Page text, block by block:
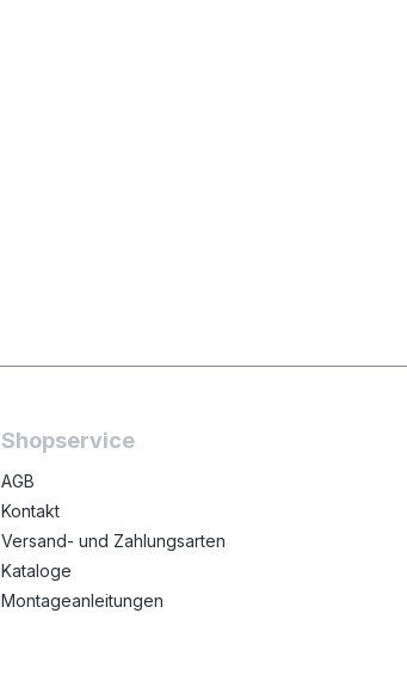
Shopservice
AGB
Kontakt
Versand- und Zahlungsarten
Kataloge
Montageanleitungen